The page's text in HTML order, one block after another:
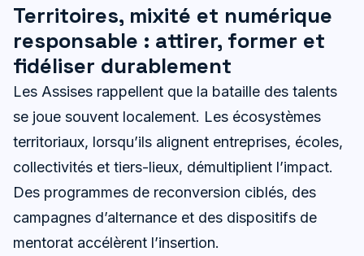
Territoires, mixité et numérique
responsable : attirer, former et
fidéliser durablement
Les Assises rappellent que la bataille des talents
se joue souvent localement. Les écosystèmes
territoriaux, lorsqu’ils alignent entreprises, écoles,
collectivités et tiers-lieux, démultiplient l’impact.
Des programmes de reconversion ciblés, des
campagnes d’alternance et des dispositifs de
mentorat accélèrent l’insertion.